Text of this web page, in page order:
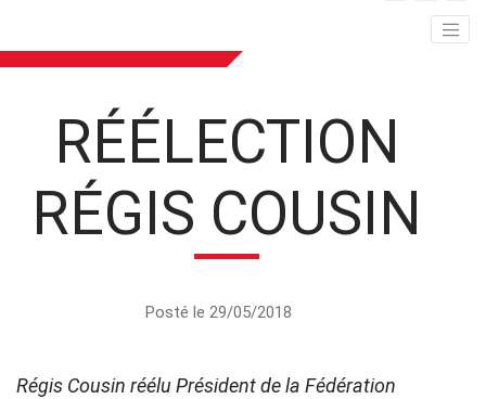
RÉÉLECTION
RÉGIS COUSIN
Posté le 29/05/2018
Régis Cousin réélu Président de la Fédération